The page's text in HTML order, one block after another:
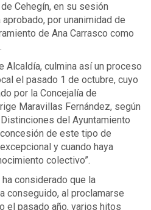
Cehegín, en su sesión
por unanimidad de
de Ana Carrasco como
Alcaldía, culmina así un proceso
el pasado 1 de octubre, cuyo
por la Concejalía de
Maravillas Fernández, según
del Ayuntamiento
de este tipo de
y cuando haya
colectivo”.
considerado que la
conseguido, al proclamarse
el pasado año, varios hitos